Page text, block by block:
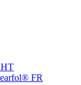
HT
FR